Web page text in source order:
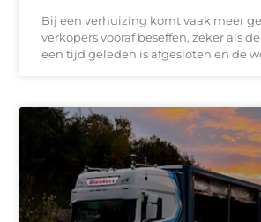
Bij een verhuizing komt vaak meer
verkopers vooraf beseffen, zeker als
een tijd geleden is afgesloten en de